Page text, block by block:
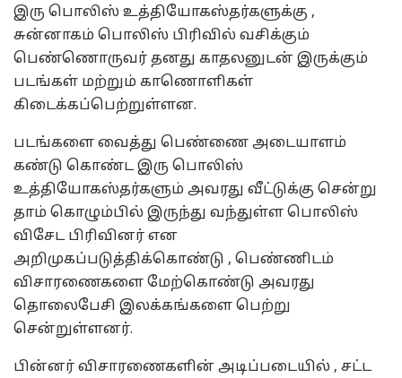
இரு பொலிஸ் உத்தியோகஸ்தர்களுக்கு ,
சுன்னாகம் பொலிஸ் பிரிவில் வசிக்கும்
பெண்ணொருவர் தனது காதலனுடன் இருக்கும்
படங்கள் மற்றும் காணொளிகள்
கிடைக்கப்பெற்றுள்ளன.
படங்களை வைத்து பெண்ணை அடையாளம்
கண்டு கொண்ட இரு பொலிஸ்
உத்தியோகஸ்தர்களும் அவரது வீட்டுக்கு சென்று
தாம் கொழும்பில் இருந்து வந்துள்ள பொலிஸ்
விசேட பிரிவினர் என
அறிமுகப்படுத்திக்கொண்டு , பெண்ணிடம்
விசாரணைகளை மேற்கொண்டு அவரது
தொலைபேசி இலக்கங்களை பெற்று
சென்றுள்ளனர்.
பின்னர் விசாரணைகளின் அடிப்படையில் , சட்ட